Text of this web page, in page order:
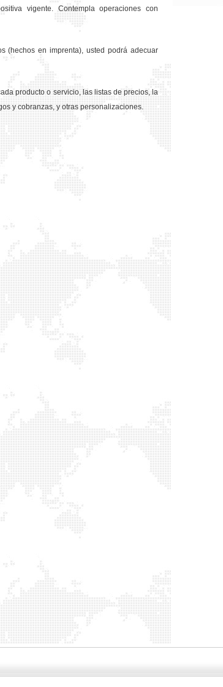
vigente. Contempla operaciones con
(hechos en imprenta), usted podrá adecuar
producto o servicio, las listas de precios, la
y cobranzas, y otras personalizaciones.